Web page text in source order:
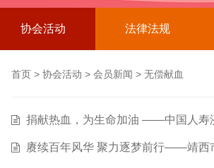
协会活动 法律法规
首页> 协会活动 > 会员新闻 > 无偿献血
捐献热血，为生命加油 ——中国人寿
赓续百年风华 聚力逐梦前行——靖西